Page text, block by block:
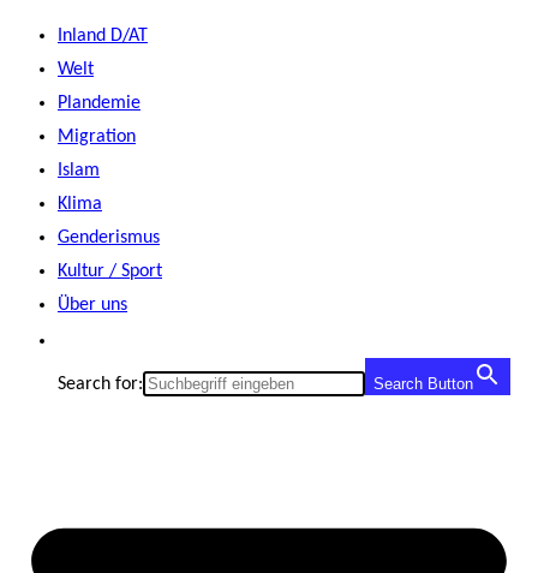
Zum
Inhalt
springen
Inland D/AT
Welt
Plandemie
Migration
Islam
Klima
Genderismus
Kultur / Sport
Über uns
Search for: Search Button